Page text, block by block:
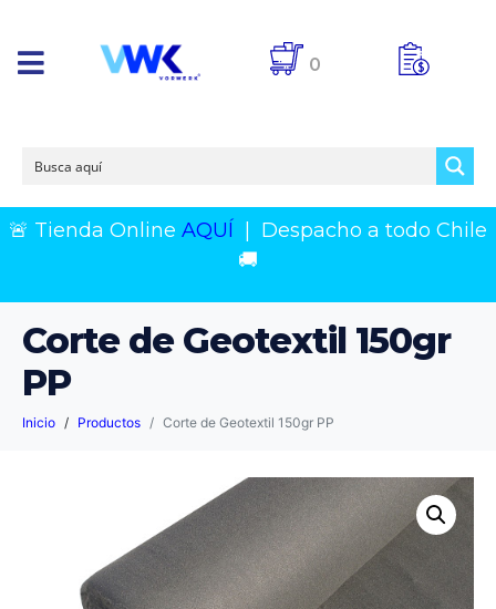
0
🚨 Tienda Online AQUÍ
Despacho a todo Chile
🚚
Corte de Geotextil 150gr
PP
Inicio Productos Corte de Geotextil 150gr PP